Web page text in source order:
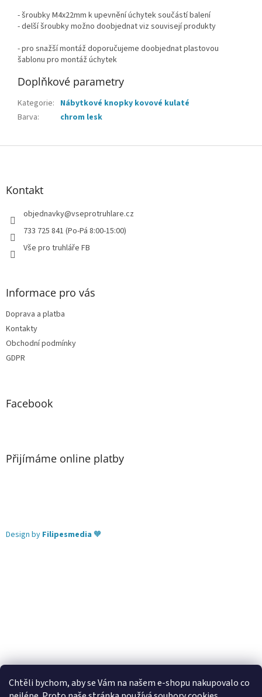
Chtěli bychom, aby se Vám na našem e-shopu nakupovalo co
- šroubky M4x22mm k upevnění úchytek součástí balení
- delší šroubky možno doobjednat viz souvisejí produkty
- pro snažší montáž doporučujeme doobjednat plastovou
šablonu pro montáž úchytek
Doplňkové parametry
Kategorie: Nábytkové knopky kovové kulaté
Barva: chrom lesk
Z
Kontakt
objednavky@vseprotruhlare.cz
733 725 841 (Po-Pá 8:00-15:00)
Vše pro truhláře FB
Informace pro vás
Doprava a platba
Kontakty
Obchodní podmínky
GDPR
Facebook
Přijímáme online platby
Design by Filipesmedia 🧡